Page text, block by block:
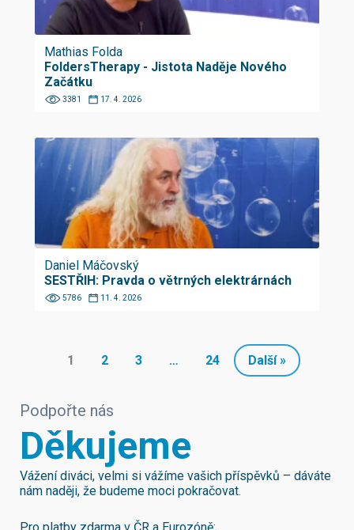
Mathias Folda
FoldersTherapy - Jistota Naděje Nového
Začátku
3381 17. 4. 2026
Daniel Máčovský
SESTŘIH: Pravda o větrných elektrárnách
5786 11. 4. 2026
1 2 3 … 24 Další »
Podpořte nás
Děkujeme
Vážení diváci, velmi si vážíme vašich příspěvků – dáváte
nám naději, že budeme moci pokračovat.